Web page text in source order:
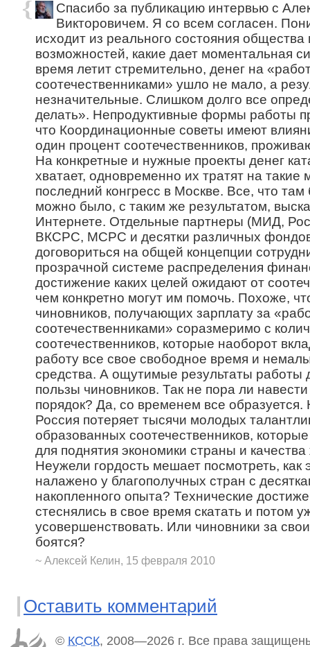
Спасибо за публикацию интервью с
Викторовичем. Я со всем согласен.
исходит из реального состояния
возможностей, какие дает моментальная
время летит стремительно, денег на
соотечественниками» ушло не мало, а
незначительные. Слишком долго все
делать». Непродуктивные формы работы
что Координационные советы имеют
один процент соотечественников,
На конкретные и нужные проекты денег
хватает, одновременно их тратят на такие
последний конгресс в Москве. Все, что там
можно было, с таким же результатом,
Интернете. Отдельные партнеры (МИД,
ВКСРС, МСРС и десятки различных
договориться на общей концепции
прозрачной системе распределения
достижение каких целей ожидают от
чем конкретно могут им помочь. Похоже,
чиновников, получающих зарплату за
соотечественниками» соразмеримо с
соотечественников, которые наоборот
работу все свое свободное время и
средства. А ощутимые результаты работы
пользы чиновников. Так не пора ли
порядок? Да, со временем все образуется.
Россия потеряет тысячи молодых
образованных соотечественников,
для поднятия экономики страны и
Неужели гордость мешает посмотреть, как
налажено у благополучных стран с
накопленного опыта? Технические
стеснялись в свое время скатать и потом
усовершенствовать. Или чиновники за
боятся?
~ Алексей Келин, 15 февраля 2010
Оставить комментарий
© КССК, 2008—2026 г. Все права